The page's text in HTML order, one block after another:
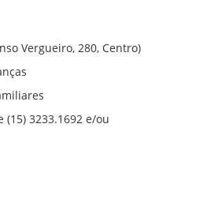
Vergueiro, 280, Centro)
3233.1692 e/ou